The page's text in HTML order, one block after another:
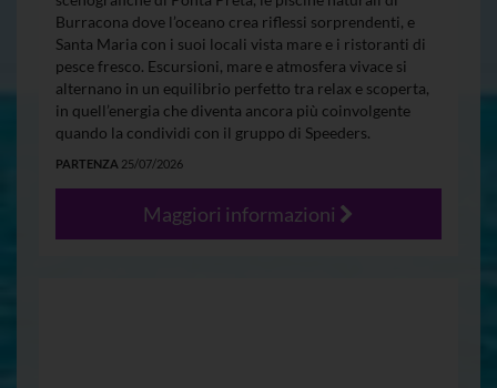
Burracona dove l’oceano crea riflessi sorprendenti, e
Santa Maria con i suoi locali vista mare e i ristoranti di
pesce fresco. Escursioni, mare e atmosfera vivace si
alternano in un equilibrio perfetto tra relax e scoperta,
in quell’energia che diventa ancora più coinvolgente
quando la condividi con il gruppo di Speeders.
PARTENZA 25/07/2026
Maggiori informazioni